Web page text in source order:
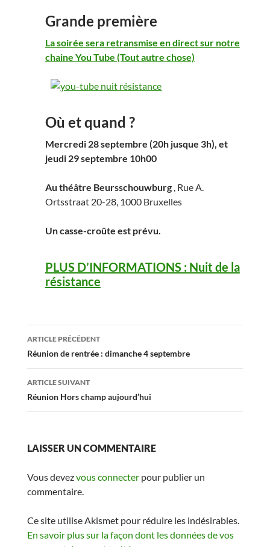
Grande première
La soirée sera retransmise en direct sur notre
chaine You Tube (Tout autre chose)
Où et quand ?
Mercredi 28 septembre (20h jusque 3h), et
jeudi 29 septembre 10h00
Au théâtre Beursschouwburg, Rue A.
Ortsstraat 20-28, 1000 Bruxelles
Un casse-croûte est prévu.
PLUS D’INFORMATIONS : Nuit de la
résistance
Navigation
des
articles
ARTICLE PRÉCÉDENT
Réunion de rentrée : dimanche 4 septembre
ARTICLE SUIVANT
Réunion Hors champ aujourd’hui
LAISSER UN COMMENTAIRE
Vous devezvous connecterpour publier un
commentaire.
Ce site utilise Akismet pour réduire les indésirables.
En savoir plus sur la façon dont les données de vos